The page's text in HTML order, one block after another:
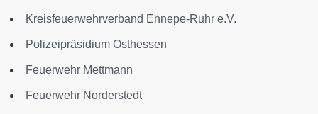
Kreisfeuerwehrverband Ennepe-Ruhr e.V.
Polizeipräsidium Osthessen
Feuerwehr Mettmann
Feuerwehr Norderstedt